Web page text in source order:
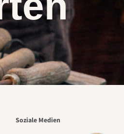
Soziale Medien